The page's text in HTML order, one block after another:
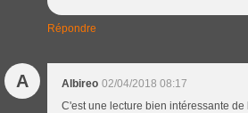
Répondre
A Albireo 02/04/2018 08:17
C'est une lecture bien intéressante